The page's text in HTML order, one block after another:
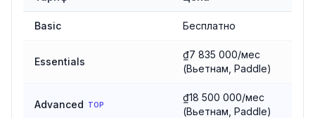
Basic Бесплатно
Essentials
₫7 835 000/мес
(Вьетнам, Paddle)
Advanced TOP
₫18 500 000/мес
(Вьетнам, Paddle)